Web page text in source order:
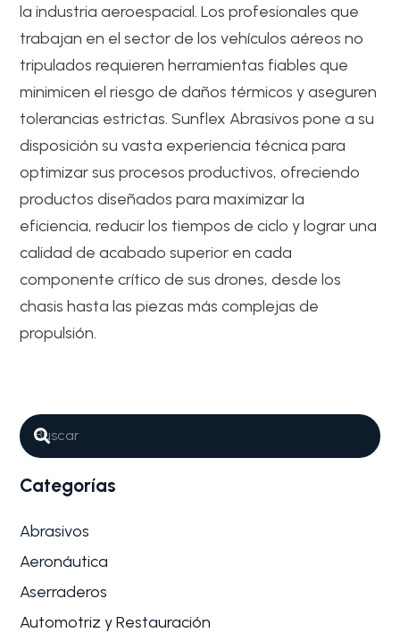
la industria aeroespacial. Los profesionales que
trabajan en el sector de los vehículos aéreos no
tripulados requieren herramientas fiables que
minimicen el riesgo de daños térmicos y aseguren
tolerancias estrictas. Sunflex Abrasivos pone a su
disposición su vasta experiencia técnica para
optimizar sus procesos productivos, ofreciendo
productos diseñados para maximizar la
eficiencia, reducir los tiempos de ciclo y lograr una
calidad de acabado superior en cada
componente crítico de sus drones, desde los
chasis hasta las piezas más complejas de
propulsión.
Por qué son tan importantes los
Abrasivos para Fabricación de
drones y UAV
La industria aeroespacial y el desarrollo de vehículos
aéreos no tripulados (UAV)…
Categorías
Abrasivos
Aeronáutica
Aserraderos
Automotriz y Restauración